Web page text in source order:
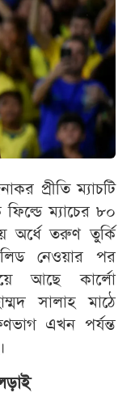
প্রীতি ম্যাচটি
ফিল্ডে ম্যাচের ৮০
অর্ধে তরুণ তুর্কি
নেওয়ার পর
আছে কার্লো
সালাহ মাঠে
এখন পর্যন্ত